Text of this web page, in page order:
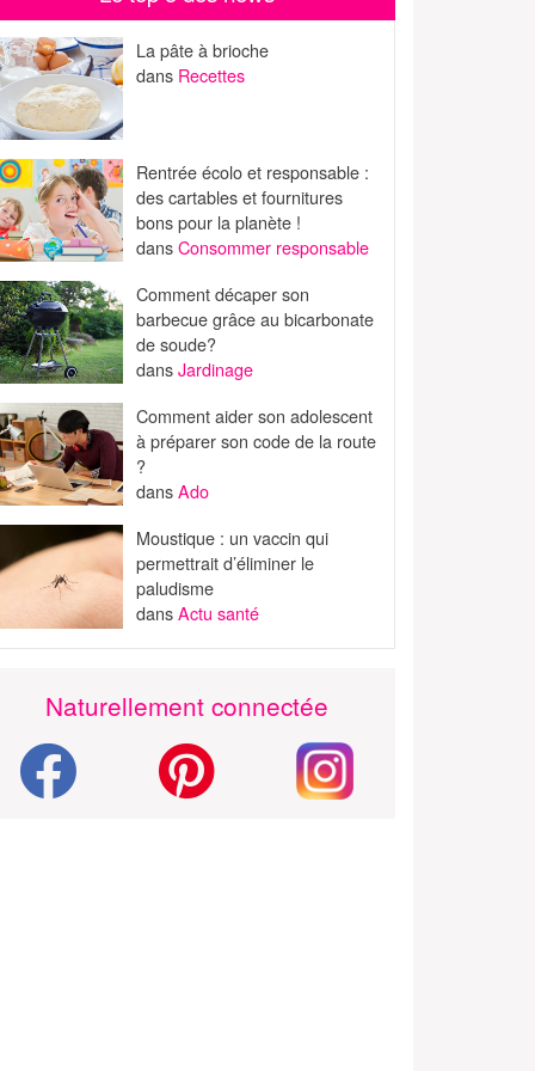
La pâte à brioche
dans Recettes
Rentrée écolo et responsable :
des cartables et fournitures
bons pour la planète !
dansConsommer responsable
Comment décaper son
barbecue grâce au bicarbonate
de soude?
dansJardinage
Comment aider son adolescent
à préparer son code de la route
?
dansAdo
Moustique : un vaccin qui
permettrait d’éliminer le
paludisme
dansActu santé
Naturellement connectée